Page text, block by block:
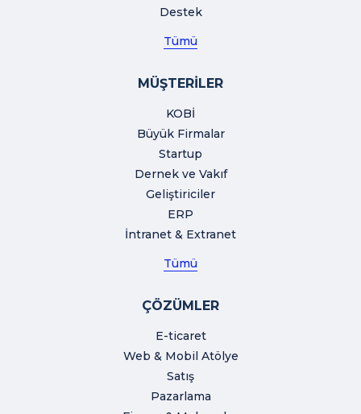
Destek
Tümü
MÜŞTERİLER
KOBİ
Büyük Firmalar
Startup
Dernek ve Vakıf
Geliştiriciler
ERP
İntranet & Extranet
Tümü
ÇÖZÜMLER
E-ticaret
Web & Mobil Atölye
Satış
Pazarlama